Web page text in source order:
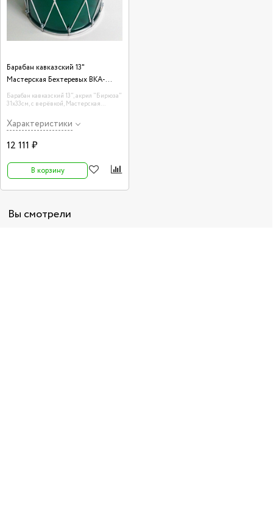
Барабан кавказский 13"
Мастерская Бехтеревых BKA-
13Bzv
Барабан кавказский 13", акрил "Бирюза"
31х33см, с верёвкой, Мастерская
Характеристики
12 111 ₽
В корзину
Вы смотрели